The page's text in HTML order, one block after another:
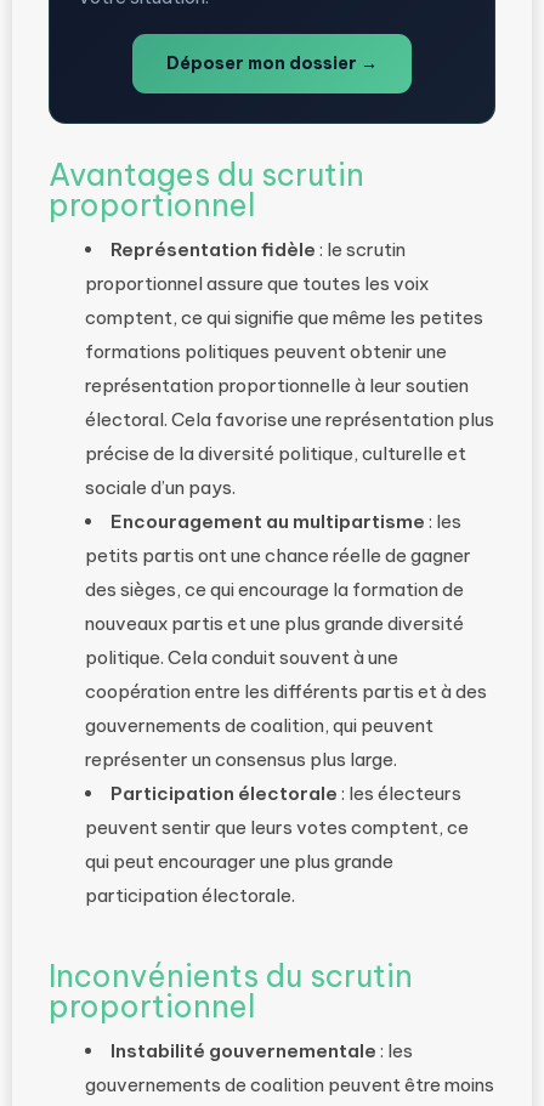
Déposer mon dossier →
Avantages du scrutin
proportionnel
Représentation fidèle : le scrutin
proportionnel assure que toutes les voix
comptent, ce qui signifie que même les petites
formations politiques peuvent obtenir une
représentation proportionnelle à leur soutien
électoral. Cela favorise une représentation plus
précise de la diversité politique, culturelle et
sociale d’un pays.
Encouragement au multipartisme : les
petits partis ont une chance réelle de gagner
des sièges, ce qui encourage la formation de
nouveaux partis et une plus grande diversité
politique. Cela conduit souvent à une
coopération entre les différents partis et à des
gouvernements de coalition, qui peuvent
représenter un consensus plus large.
Participation électorale : les électeurs
peuvent sentir que leurs votes comptent, ce
qui peut encourager une plus grande
participation électorale.
Inconvénients du scrutin
proportionnel
Instabilité gouvernementale : les
gouvernements de coalition peuvent être moins